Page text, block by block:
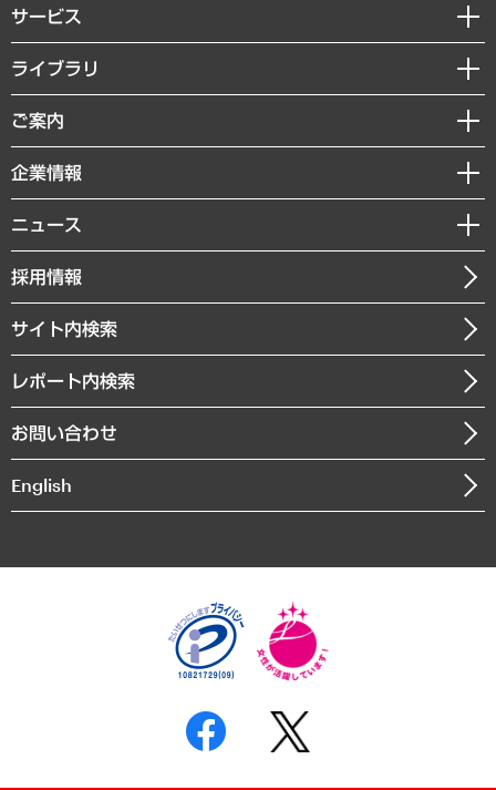
サービス
経営戦略
組織・人事戦略
デジタルイノベーション
共生・ダイバーシティ
GRC（ガバナンス・リスク・コンプライアンス）・防災（政策）
経済・産業・雇用・労働
まちづくり・観光・交通・スポーツ・スマートシティ
自然資源・農林水産業・食料システム
ライブラリ
経済調査
レポート
コラム
経営用語集
受託・受注実績（官公庁関連）
メディア掲載・出演
ご案内
セミナー・イベント情報
MUFGビジネスセミナー
受託案件情報
企業情報
私たちの想い
社長メッセージ
会社概要
沿革
組織図・本部部室紹介
インドネシア現地法人
個人情報保護方針
反社会的勢力に対する基本方針
ニュース
ニュースリリース
お知らせ
採用情報
サイト内検索
レポート内検索
お問い合わせ
English